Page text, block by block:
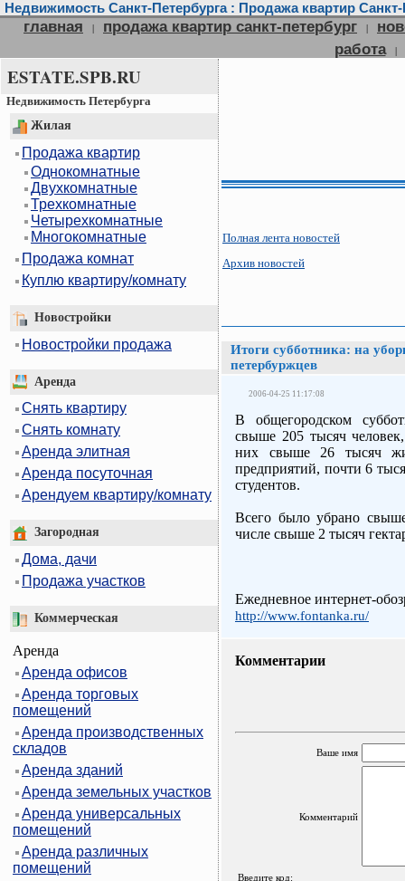
Недвижимость Санкт-Петербурга : Продажа квартир
главная | продажа квартир санкт-петербург |
работа
|
ESTATE.SPB.RU
Недвижимость Петербурга
Жилая
Продажа квартир
Однокомнатные
Двухкомнатные
Трехкомнатные
Четырехкомнатные
Многокомнатные
Продажа комнат
Куплю квартиру/комнату
Новостройки
Новостройки продажа
Аренда
Снять квартиру
Снять комнату
Аренда элитная
Аренда посуточная
Арендуем квартиру/комнату
Загородная
Дома, дачи
Продажа участков
Коммерческая
Аренда
Аренда офисов
Аренда торговых
помещений
Аренда производственных
складов
Аренда зданий
Аренда земельных участков
Аренда универсальных
помещений
Аренда различных
помещений
Полная лента новостей
Архив новостей
Итоги субботника: на
петербуржцев
2006-04-25 11:17:08
В общегородском
свыше 205 тысяч
них свыше 26 тысяч
предприятий, почти 6
студентов.
Всего было убрано
числе свыше 2 тысяч
Ежедневное интернет-
http://www.fontanka.ru/
Комментарии
Ваше имя
Комментарий
Введите код: